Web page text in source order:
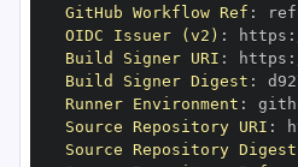
GitHub Workflow Ref :
OIDC Issuer (v2) : https :
Build Signer URI : https :
Build Signer Digest :
Runner Environment :
Source Repository URI :
Source Repository Digest